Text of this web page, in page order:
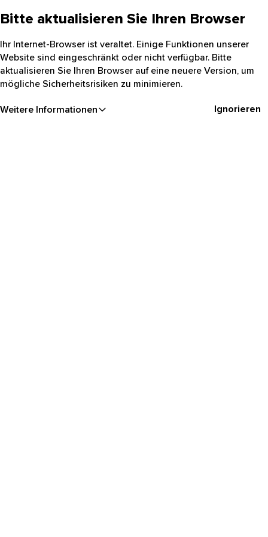
Bitte aktualisieren Sie Ihren Browser
Ihr Internet-Browser ist veraltet. Einige Funktionen unserer
Website sind eingeschränkt oder nicht verfügbar. Bitte
aktualisieren Sie Ihren Browser auf eine neuere Version, um
mögliche Sicherheitsrisiken zu minimieren.
Weitere Informationen Ignorieren